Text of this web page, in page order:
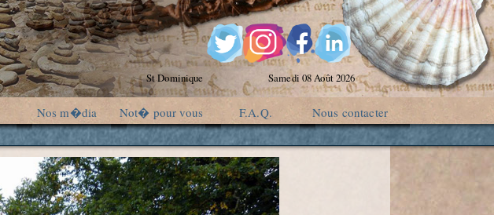
Nos m�dia Not� pour vous F.A.Q. Nous contacter
St Dominique Samedi 08 Août 2026